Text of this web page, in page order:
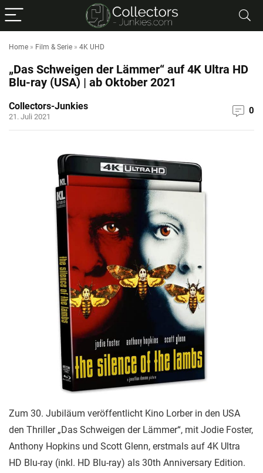
Home » Film & Serie » 4K UHD
„Das Schweigen der Lämmer“ auf 4K Ultra HD
Blu-ray (USA) | ab Oktober 2021
Collectors-Junkies
21. Juli 2021
0
Zum 30. Jubiläum veröffentlicht Kino Lorber in den USA
den Thriller „Das Schweigen der Lämmer“, mit Jodie Foster,
Anthony Hopkins und Scott Glenn, erstmals auf 4K Ultra
HD Blu-ray (inkl. HD Blu-ray) als 30th Anniversary Edition.